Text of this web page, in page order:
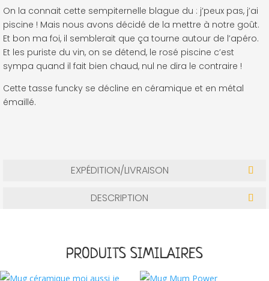
ROSÉ
On la connait cette sempiternelle blague du : j’peux pas, j’ai
piscine ! Mais nous avons décidé de la mettre à notre goût.
Et bon ma foi, il semblerait que ça tourne autour de l’apéro.
Et les puriste du vin, on se détend, le rosé piscine c’est
sympa quand il fait bien chaud, nul ne dira le contraire !
Cette tasse funcky se décline en céramique et en métal
émaillé.
EXPÉDITION/LIVRAISON
DESCRIPTION
PRODUITS SIMILAIRES